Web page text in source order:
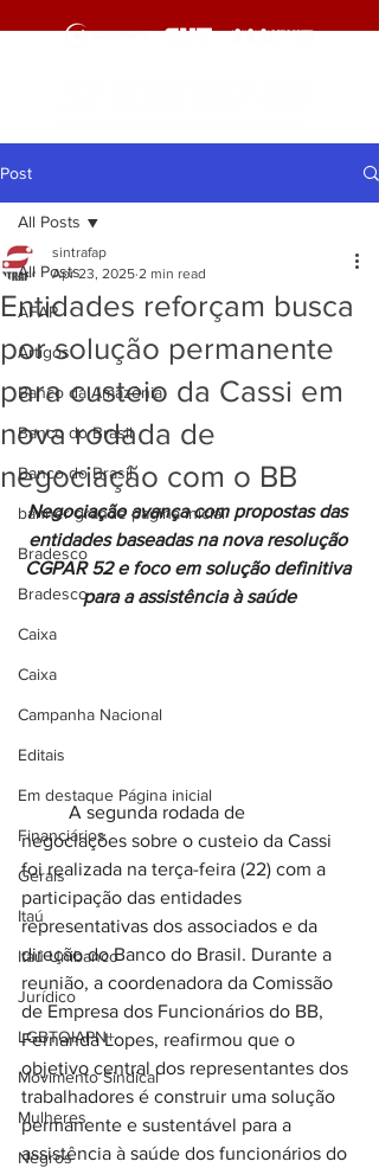
Post
All Posts
AFAP
Artigos
Banco da Amazônia
Banco do Brasil
Banco do Brasil
banner grande pagina inicial
Bradesco
Bradesco
Caixa
Caixa
Campanha Nacional
Editais
Em destaque Página inicial
Financiários
Gerais
Itaú
Itaú Unibanco
Jurídico
LGBTQIAPN+
Movimento Sindical
Mulheres
Negros
All Posts
Entidades reforçam busca
por solução permanente
para custeio da Cassi em
nova rodada de
negociação com o BB
sintrafap
Apr 23, 2025 2 min read
Negociação avança com propostas das
entidades baseadas na nova resolução
CGPAR 52 e foco em solução definitiva
para a assistência à saúde
negociações sobre o custeio da Cassi
foi realizada na terça-feira (22) com a
participação das entidades
representativas dos associados e da
direção do Banco do Brasil. Durante a
reunião, a coordenadora da Comissão
de Empresa dos Funcionários do BB,
Fernanda Lopes, reafirmou que o
objetivo central dos representantes dos
trabalhadores é construir uma solução
permanente e sustentável para a
assistência à saúde dos funcionários do